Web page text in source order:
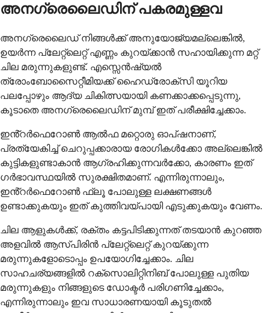
അനഗ്രെലൈഡിന് പകരമുള്ളവ
അനഗ്രെലൈഡ് നിങ്ങൾക്ക് അനുയോജ്യമല്ലെങ്കിൽ,
ഉയർന്ന പ്ലേറ്റ്‌ലെറ്റ് എണ്ണം കുറയ്ക്കാൻ സഹായിക്കുന്ന മറ്റ്
ചില മരുന്നുകളുണ്ട്. എസ്സെൻഷ്യൽ
ത്രോംബോസൈറ്റീമിയക്ക് ഹൈഡ്രോക്സി യൂറിയ
പലപ്പോഴും ആദ്യ ചികിത്സയായി കണക്കാക്കപ്പെടുന്നു,
കൂടാതെ അനഗ്രെലൈഡിന് മുമ്പ് ഇത് പരീക്ഷിച്ചേക്കാം.
ഇൻ്റർഫെറോൺ ആൽഫ മറ്റൊരു ഓപ്ഷനാണ്,
പ്രത്യേകിച്ച് ചെറുപ്പക്കാരായ രോഗികൾക്കോ അല്ലെങ്കിൽ
കുട്ടികളുണ്ടാകാൻ ആഗ്രഹിക്കുന്നവർക്കോ, കാരണം ഇത്
ഗർഭാവസ്ഥയിൽ സുരക്ഷിതമാണ്. എന്നിരുന്നാലും,
ഇൻ്റർഫെറോൺ ഫ്ലൂ പോലുള്ള ലക്ഷണങ്ങൾ
ഉണ്ടാക്കുകയും ഇത് കുത്തിവയ്പായി എടുക്കുകയും വേണം.
ചില ആളുകൾക്ക്, രക്തം കട്ടപിടിക്കുന്നത് തടയാൻ കുറഞ്ഞ
അളവിൽ ആസ്പിരിൻ പ്ലേറ്റ്‌ലെറ്റ് കുറയ്ക്കുന്ന
മരുന്നുകളോടൊപ്പം ഉപയോഗിച്ചേക്കാം. ചില
സാഹചര്യങ്ങളിൽ റക്സൊലിറ്റിനിബ് പോലുള്ള പുതിയ
മരുന്നുകളും നിങ്ങളുടെ ഡോക്ടർ പരിഗണിച്ചേക്കാം,
എന്നിരുന്നാലും ഇവ സാധാരണയായി കൂടുതൽ